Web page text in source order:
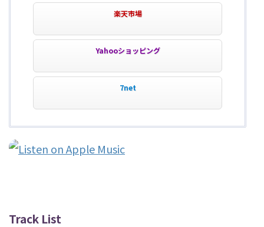
楽天市場
Yahooショッピング
7net
Track List